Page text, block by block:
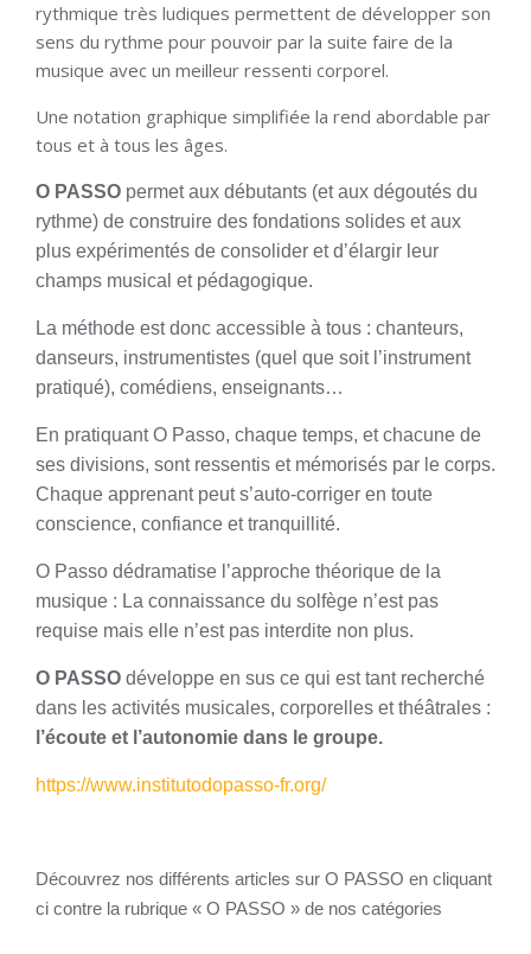
rythmique très ludiques permettent de développer son
sens du rythme pour pouvoir par la suite faire de la
musique avec un meilleur ressenti corporel.
Une notation graphique simplifiée la rend abordable par
tous et à tous les âges.
O PASSO permet aux débutants (et aux dégoutés du
rythme) de construire des fondations solides et aux
plus expérimentés de consolider et d’élargir leur
champs musical et pédagogique.
La méthode est donc accessible à tous : chanteurs,
danseurs, instrumentistes (quel que soit l’instrument
pratiqué), comédiens, enseignants…
En pratiquant O Passo, chaque temps, et chacune de
ses divisions, sont ressentis et mémorisés par le corps.
Chaque apprenant peut s’auto-corriger en toute
conscience, confiance et tranquillité.
O Passo dédramatise l’approche théorique de la
musique : La connaissance du solfège n’est pas
requise mais elle n’est pas interdite non plus.
O PASSO développe en sus ce qui est tant recherché
dans les activités musicales, corporelles et théâtrales :
l’écoute et l’autonomie dans le groupe.
https://www.institutodopasso-fr.org/
Découvrez nos différents articles sur O PASSO en cliquant
ci contre la rubrique « O PASSO » de nos catégories